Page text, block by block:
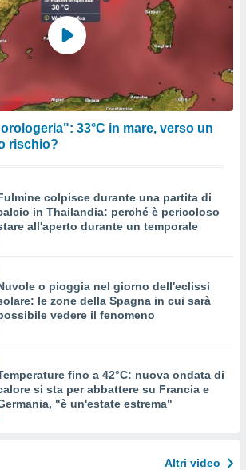
33°C in mare, verso un
rischio?
colpisce durante una partita di
in Thailandia: perché è pericoloso
all'aperto durante un temporale
o pioggia nel giorno dell'eclissi
le zone della Spagna in cui sarà
vedere il fenomeno
fino a 42°C: nuova ondata di
si sta per abbattere su Francia e
"è un'estate estrema"
Altri video